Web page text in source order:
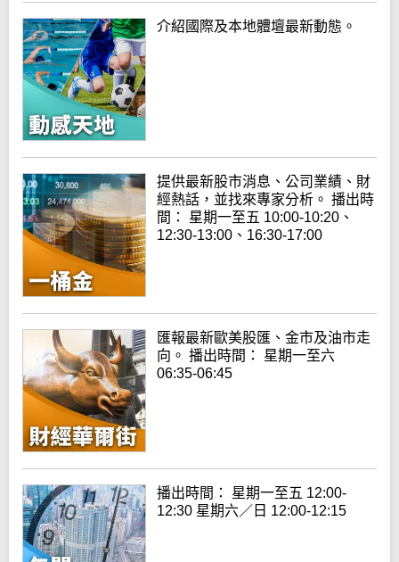
介紹國際及本地體壇最新動態。
提供最新股市消息、公司業績、財
經熱話，並找來專家分析。 播出時
間： 星期一至五 10:00-10:20、
12:30-13:00、16:30-17:00
匯報最新歐美股匯、金市及油市走
向。 播出時間： 星期一至六
06:35-06:45
播出時間： 星期一至五 12:00-
12:30 星期六／日 12:00-12:15